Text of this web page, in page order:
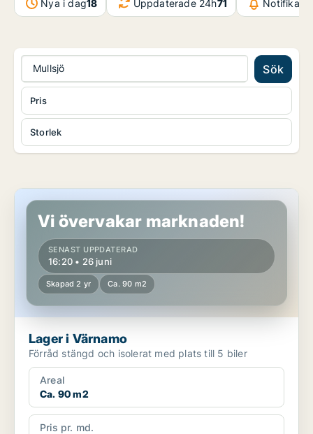
Nya i dag18 Uppdaterade 24h71
Mullsjö Sök
Storlek
Pris
Lager i Värnamo
Vi övervakar marknaden!
SENAST UPPDATERAD
16:20 • 26 juni
Skapad 2 yr Ca. 90 m2
Lager i Värnamo
Förråd stängd och isolerat med plats till 5 biler
Areal
Ca. 90 m2
Pris pr. md.